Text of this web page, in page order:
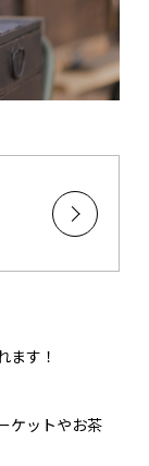
ます！
ケットやお茶